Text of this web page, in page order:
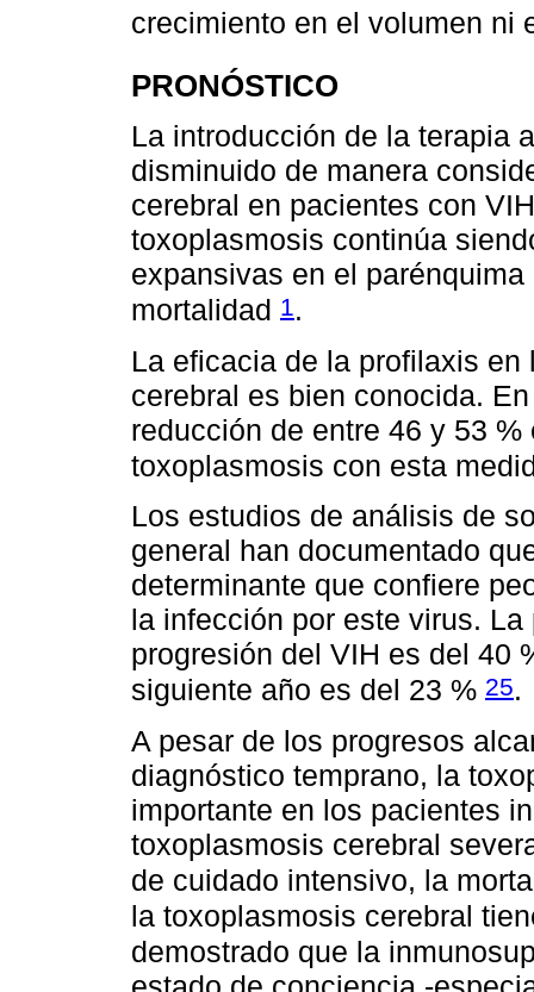
crecimiento en el volumen
PRONÓSTICO
La introducción de la terapia
disminuido de manera
cerebral en pacientes con
toxoplasmosis continúa
expansivas en el
mortalidad 1 .
La eficacia de la profilaxis
cerebral es bien conocida.
reducción de entre 46 y 53
toxoplasmosis con esta
Los estudios de análisis de
general han documentado
determinante que confiere
la infección por este virus.
progresión del VIH es del 40
siguiente año es del 23 % 25.
A pesar de los progresos
diagnóstico temprano, la
importante en los pacientes
toxoplasmosis cerebral
de cuidado intensivo, la
la toxoplasmosis cerebral
demostrado que la